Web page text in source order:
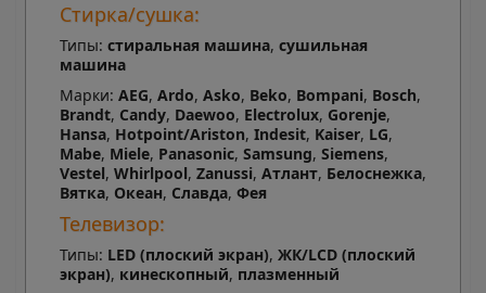
Стирка/сушка:
Типы: стиральная машина, сушильная
машина
Марки: AEG, Ardo, Asko, Beko, Bompani, Bosch,
Brandt, Candy, Daewoo, Electrolux, Gorenje,
Hansa, Hotpoint/Ariston, Indesit, Kaiser, LG,
Mabe, Miele, Panasonic, Samsung, Siemens,
Vestel, Whirlpool, Zanussi, Атлант, Белоснежка,
Вятка, Океан, Славда, Фея
Телевизор:
Типы: LED (плоский экран), ЖК/LCD (плоский
экран), кинескопный, плазменный